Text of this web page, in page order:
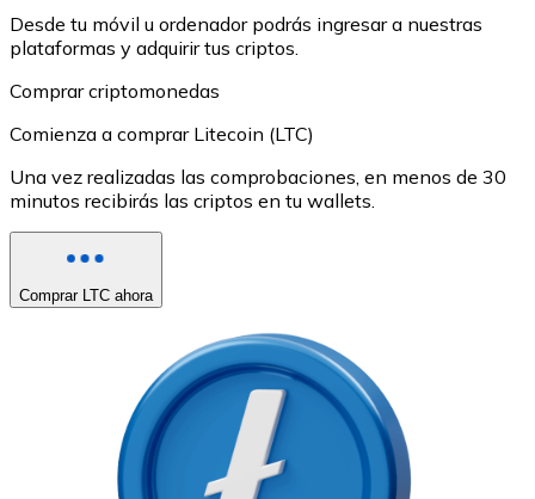
Desde tu móvil u ordenador podrás ingresar a nuestras
plataformas y adquirir tus criptos.
Comprar criptomonedas
Comienza a comprar Litecoin (LTC)
Una vez realizadas las comprobaciones, en menos de 30
minutos recibirás las criptos en tu wallets.
Comprar LTC ahora